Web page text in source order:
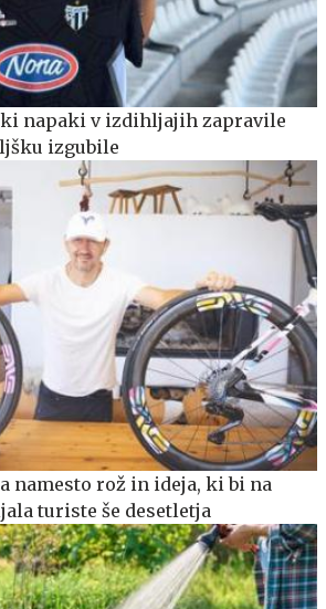
napaki v izdihljajih zapravile
izgubile
namesto rož in ideja, ki bi na
turiste še desetletja